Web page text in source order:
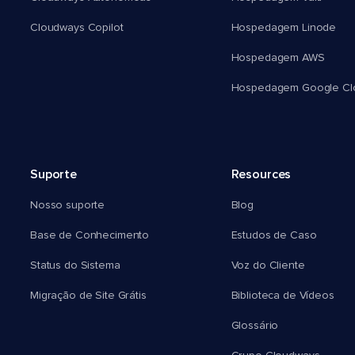
Cloudways Copilot Hospedagem Linode
Hospedagem AWS
Hospedagem Google
Suporte
Nosso suporte
Base de Conhecimento
Status do Sistema
Migração de Site Grátis
Resources
Blog
Estudos de Caso
Voz do Cliente
Biblioteca de Vídeos
Glossário